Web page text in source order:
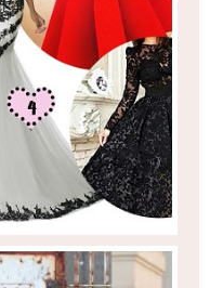
PRINCESA...